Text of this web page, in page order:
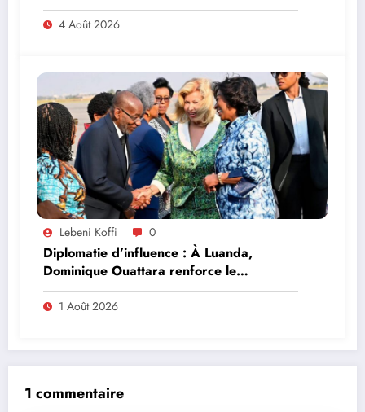
4 Août 2026
Lebeni Koffi 0
Diplomatie d’influence : À Luanda,
Dominique Ouattara renforce le
leadership solidaire de la Côte d’Ivoire en
Afrique
1 Août 2026
1 commentaire